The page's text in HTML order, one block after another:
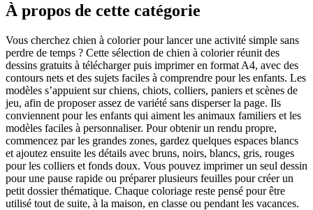
À propos de cette catégorie
Vous cherchez chien à colorier pour lancer une activité simple sans
perdre de temps ? Cette sélection de chien à colorier réunit des
dessins gratuits à télécharger puis imprimer en format A4, avec des
contours nets et des sujets faciles à comprendre pour les enfants. Les
modèles s’appuient sur chiens, chiots, colliers, paniers et scènes de
jeu, afin de proposer assez de variété sans disperser la page. Ils
conviennent pour les enfants qui aiment les animaux familiers et les
modèles faciles à personnaliser. Pour obtenir un rendu propre,
commencez par les grandes zones, gardez quelques espaces blancs
et ajoutez ensuite les détails avec bruns, noirs, blancs, gris, rouges
pour les colliers et fonds doux. Vous pouvez imprimer un seul dessin
pour une pause rapide ou préparer plusieurs feuilles pour créer un
petit dossier thématique. Chaque coloriage reste pensé pour être
utilisé tout de suite, à la maison, en classe ou pendant les vacances.